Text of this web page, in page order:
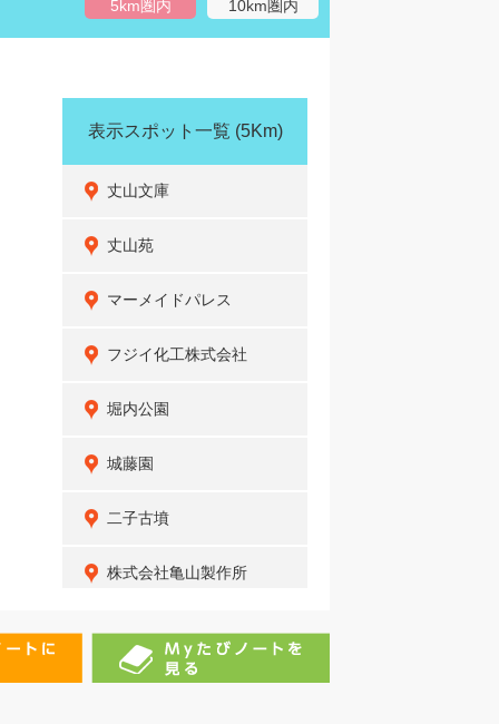
5km圏内 10km圏内
表示スポット一覧 (5Km)
丈山文庫
丈山苑
マーメイドパレス
フジイ化工株式会社
堀内公園
城藤園
二子古墳
株式会社亀山製作所
連合会 パールライス安城
工場